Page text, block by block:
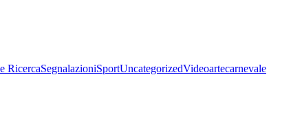
RicercaSegnalazioniSportUncategorizedVideoartecarnevale